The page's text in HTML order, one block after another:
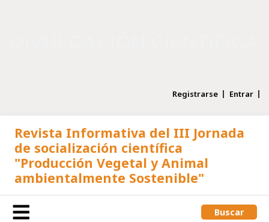
Registrarse Entrar
Revista Informativa del III Jornada
de socialización científica
"Producción Vegetal y Animal
ambientalmente Sostenible"
Buscar